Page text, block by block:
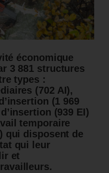
économique
3 881 structures
types :
(702 AI),
(1 969
(939 EI)
temporaire
qui disposent de
qui leur
et